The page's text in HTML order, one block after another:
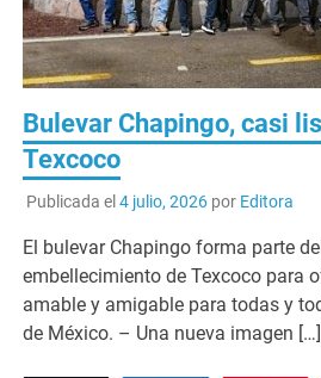
Bulevar Chapingo, casi
Texcoco
Publicada el 4 julio, 2026por Editora
El bulevar Chapingo forma parte
embellecimiento de Texcoco para
amable y amigable para todas y
de México. – Una nueva imagen […]